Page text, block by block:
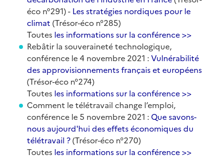
éco n°291) - Les stratégies nordiques pour le
climat (Trésor-éco n°285)
Toutes les informations sur la conférence >>
Rebâtir la souveraineté technologique,
conférence le 4 novembre 2021 : Vulnérabilité
des approvisionnements français et européens
(Trésor-éco n°274)
Toutes les informations sur la conférence >>
Comment le télétravail change l’emploi,
conférence le 5 novembre 2021 : Que savons-
nous aujourd'hui des effets économiques du
télétravail ?(Trésor-éco n°270)
Toutes les informations sur la conférence >>